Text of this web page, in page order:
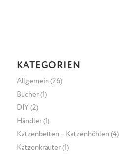
KATEGORIEN
Allgemein(26)
Bücher(1)
DIY (2)
Händler(1)
Katzenbetten – Katzenhöhlen(4)
Katzenkräuter(1)